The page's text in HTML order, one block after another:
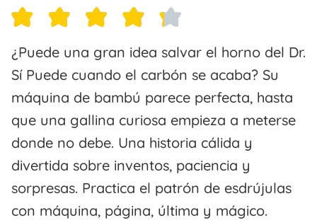
¿Puede una gran idea salvar el horno del Dr.
Sí Puede cuando el carbón se acaba? Su
máquina de bambú parece perfecta, hasta
que una gallina curiosa empieza a meterse
donde no debe. Una historia cálida y
divertida sobre inventos, paciencia y
sorpresas. Practica el patrón de esdrújulas
con máquina, página, última y mágico.